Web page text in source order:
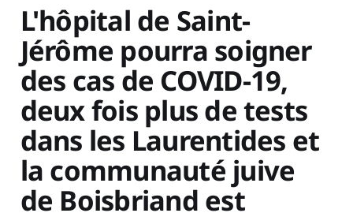
L'hôpital de Saint-
Jérôme pourra soigner
des cas de COVID-19,
deux fois plus de tests
dans les Laurentides et
la communauté juive
de Boisbriand est